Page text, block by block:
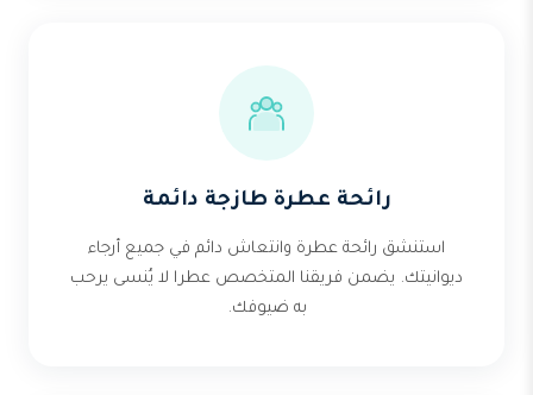
رائحة عطرة طازجة دائمة
استنشق رائحة عطرة وانتعاش دائم في جميع أرجاء
ديوانيتك. يضمن فريقنا المتخصص عطرا لا يُنسى يرحب
به ضيوفك.